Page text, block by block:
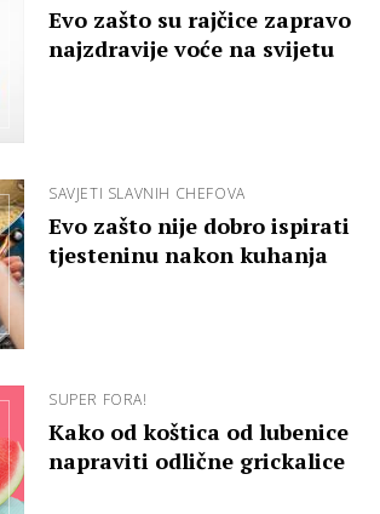
Evo zašto su rajčice zapravo
najzdravije voće na svijetu
SAVJETI SLAVNIH CHEFOVA
Evo zašto nije dobro ispirati
tjesteninu nakon kuhanja
SUPER FORA!
Kako od koštica od lubenice
napraviti odlične grickalice